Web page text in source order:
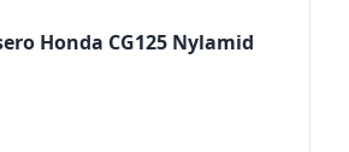
Honda CG125 Nylamid